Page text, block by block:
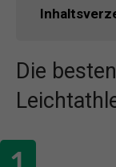
Die